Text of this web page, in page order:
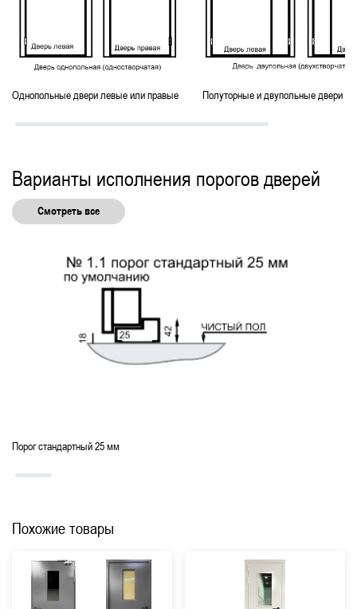
С отделкой С нажимной ручкой
С наличниками Для школ
С притвором Для бассейнов
Без порога Левые По ГОСТ
Однопольные двери левые или правые Полуторные и двупольные двери
Варианты исполнения порогов дверей
Смотреть все
Порог стандартный 25 мм
Похожие товары